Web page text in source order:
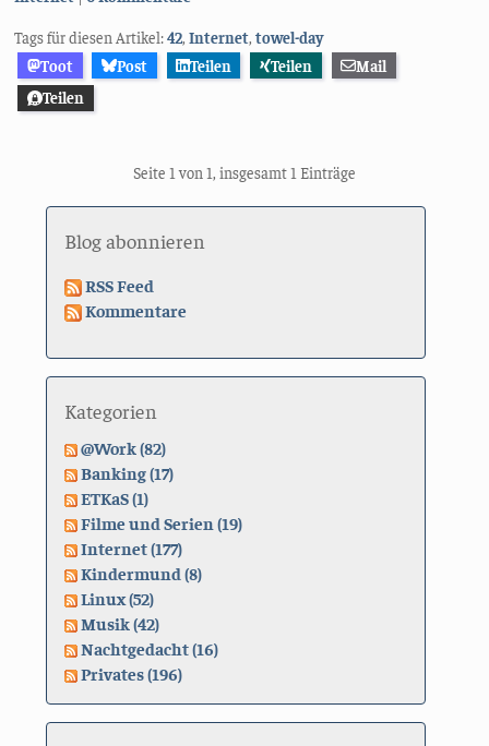
Tags für diesen Artikel:42,Internet,towel-day
Toot
Post Teilen Teilen
Mail
Teilen
Seite 1 von 1, insgesamt 1 Einträge
Blog abonnieren
RSS Feed
Kommentare
Kategorien
@Work (82)
Banking (17)
ETKaS (1)
Filme und Serien (19)
Internet (177)
Kindermund (8)
Linux (52)
Musik (42)
Nachtgedacht (16)
Privates (196)